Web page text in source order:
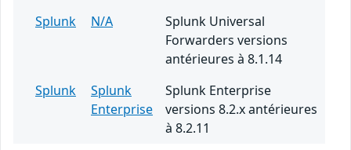
Splunk
N/A
Splunk Universal
Forwarders versions
antérieures à 8.1.14
Splunk
Splunk
Enterprise
Splunk Enterprise
versions 8.2.x antérieures
à 8.2.11